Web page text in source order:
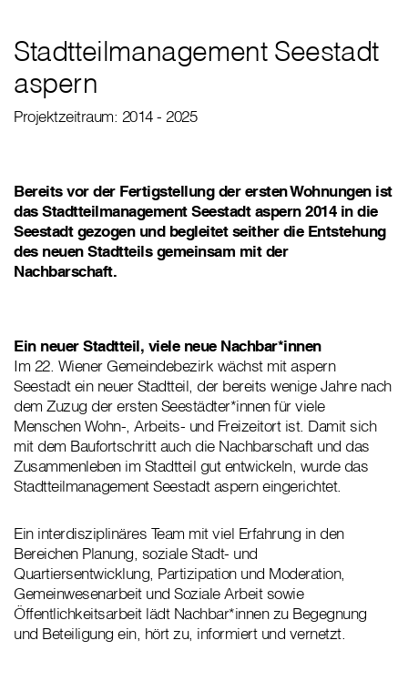
Stadtteilmanagement Seestadt
aspern
Projektzeitraum: 2014 - 2025
Bereits vor der Fertigstellung der ersten Wohnungen ist
das Stadtteilmanagement Seestadt aspern 2014 in die
Seestadt gezogen und begleitet seither die Entstehung
des neuen Stadtteils gemeinsam mit der
Nachbarschaft.
Ein neuer Stadtteil, viele neue Nachbar*innen
Im 22. Wiener Gemeindebezirk wächst mit aspern
Seestadt ein neuer Stadtteil, der bereits wenige Jahre nach
dem Zuzug der ersten Seestädter*innen für viele
Menschen Wohn-, Arbeits- und Freizeitort ist. Damit sich
mit dem Baufortschritt auch die Nachbarschaft und das
Zusammenleben im Stadtteil gut entwickeln, wurde das
Stadtteilmanagement Seestadt aspern eingerichtet.
Ein interdisziplinäres Team mit viel Erfahrung in den
Bereichen Planung, soziale Stadt- und
Quartiersentwicklung, Partizipation und Moderation,
Gemeinwesenarbeit und Soziale Arbeit sowie
Öffentlichkeitsarbeit lädt Nachbar*innen zu Begegnung
und Beteiligung ein, hört zu, informiert und vernetzt.